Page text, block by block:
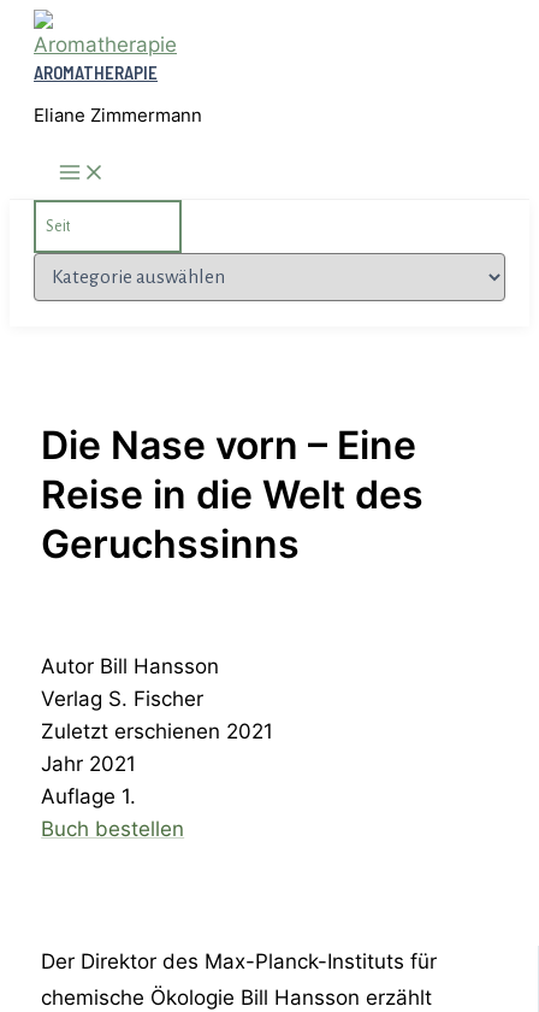
Zum
Inhalt
springen
AROMATHERAPIE
Eliane Zimmermann
for:
Kategorien
Die Nase vorn – Eine
Reise in die Welt des
Geruchssinns
Autor Bill Hansson
Verlag S. Fischer
Zuletzt erschienen 2021
Jahr 2021
Auflage 1.
Buch bestellen
Der Direktor des Max-Planck-Instituts für
chemische Ökologie Bill Hansson erzählt